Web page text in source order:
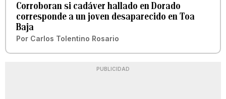
Corroboran si cadáver hallado en Dorado
corresponde a un joven desaparecido en Toa
Baja
Por Carlos Tolentino Rosario
PUBLICIDAD